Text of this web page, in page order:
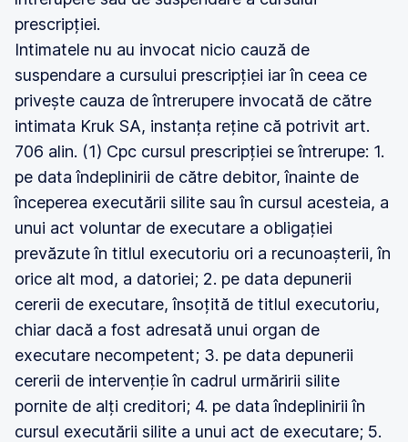
prescripției.
Intimatele nu au invocat nicio cauză de
suspendare a cursului prescripției iar în ceea ce
privește cauza de întrerupere invocată de către
intimata Kruk SA, instanța reține că potrivit art.
706 alin. (1) Cpc cursul prescripției se întrerupe: 1.
pe data îndeplinirii de către debitor, înainte de
începerea executării silite sau în cursul acesteia, a
unui act voluntar de executare a obligației
prevăzute în titlul executoriu ori a recunoașterii, în
orice alt mod, a datoriei; 2. pe data depunerii
cererii de executare, însoțită de titlul executoriu,
chiar dacă a fost adresată unui organ de
executare necompetent; 3. pe data depunerii
cererii de intervenție în cadrul urmăririi silite
pornite de alți creditori; 4. pe data îndeplinirii în
cursul executării silite a unui act de executare; 5.